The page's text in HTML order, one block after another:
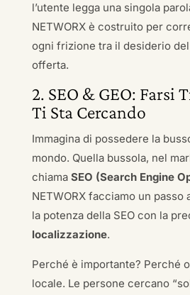
l’utente legga una singola
NETWORX è costruito per
ogni frizione tra il desiderio
offerta.
2. SEO & GEO: Farsi
Ti Sta Cercando
Immagina di possedere la
mondo. Quella bussola, nel
chiama SEO (Search Engine
NETWORX facciamo un passo
la potenza della SEO con la
localizzazione.
Perché è importante? Perché
locale. Le persone cercano